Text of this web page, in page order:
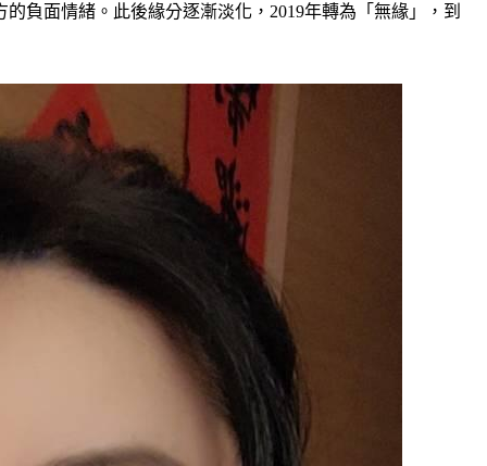
負面情緒。此後緣分逐漸淡化，2019年轉為「無緣」，到